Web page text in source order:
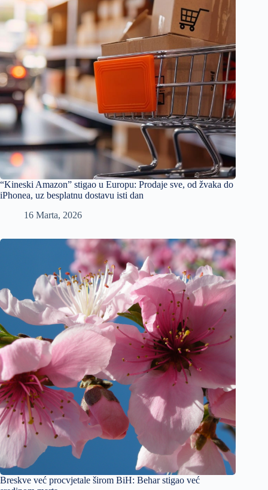
“Kineski Amazon” stigao u Europu: Prodaje sve, od žvaka do
iPhonea, uz besplatnu dostavu isti dan
16 Marta, 2026
Breskve već procvjetale širom BiH: Behar stigao već